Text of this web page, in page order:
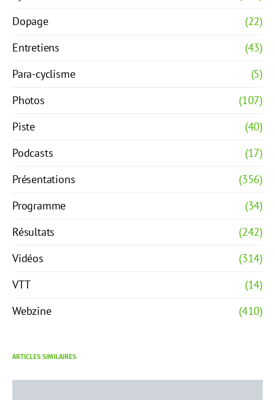
Dopage
(22)
Entretiens
(43)
Para-cyclisme
(5)
Photos
(107)
Piste
(40)
Podcasts
(17)
Présentations
(356)
Programme
(34)
Résultats
(242)
Vidéos
(314)
VTT
(14)
Webzine
(410)
ARTICLES SIMILAIRES